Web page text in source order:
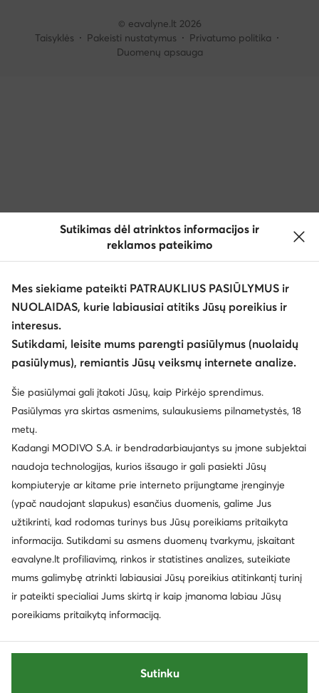
© eavalyne.lt 2026
Taisyklės
Pakeisti nustatymus
Privatumo politika
Duomenų apsauga
Sutikimas dėl atrinktos informacijos ir
reklamos pateikimo
Mes siekiame pateikti PATRAUKLIUS PASIŪLYMUS ir
NUOLAIDAS, kurie labiausiai atitiks Jūsų poreikius ir
interesus.
Sutikdami, leisite mums parengti pasiūlymus (nuolaidų
pasiūlymus), remiantis Jūsų veiksmų internete analize.
Šie pasiūlymai gali įtakoti Jūsų, kaip Pirkėjo sprendimus.
Pasiūlymas yra skirtas asmenims, sulaukusiems pilnametystės, 18
metų.
Kadangi MODIVO S.A. ir bendradarbiaujantys su įmone subjektai
naudoja technologijas, kurios išsaugo ir gali pasiekti Jūsų
kompiuteryje ar kitame prie interneto prijungtame įrenginyje
(ypač naudojant slapukus) esančius duomenis, galime Jus
užtikrinti, kad rodomas turinys bus Jūsų poreikiams pritaikyta
informacija. Sutikdami su asmens duomenų tvarkymu, įskaitant
eavalyne.lt profiliavimą, rinkos ir statistines analizes, suteikiate
mums galimybę atrinkti labiausiai Jūsų poreikius atitinkantį turinį
ir pateikti specialiai Jums skirtą ir kaip įmanoma labiau Jūsų
poreikiams pritaikytą informaciją.
Sutinku